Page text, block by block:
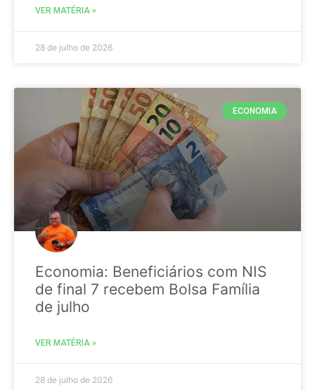
VER MATÉRIA »
28 de julho de 2026
ECONOMIA
Economia: Beneficiários com NIS
de final 7 recebem Bolsa Família
de julho
VER MATÉRIA »
28 de julho de 2026